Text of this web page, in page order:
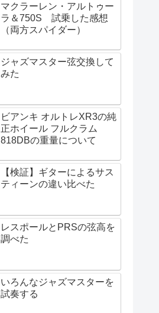
マクラーレン・アルトゥー
ラ＆750S 試乗した感想
（両方スパイダー）
ジャズマスター弦交換して
みた
ビアンキ オルトレXR3の純
正ホイール フルクラム
818DBの重量について
【検証】ギターによるサス
ティーンの違い比べた
レスポールとPRSの弦高を
調べた
いろんなジャズマスターを
試奏する